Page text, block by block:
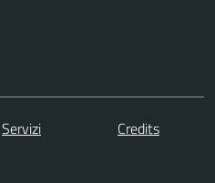
Servizi
Credits